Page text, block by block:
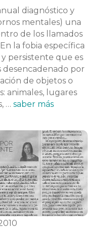
diagnóstico y
mentales) una
de los llamados
la fobia específica
persistente que es
desencadenado por
de objetos o
animales, lugares
… saber más